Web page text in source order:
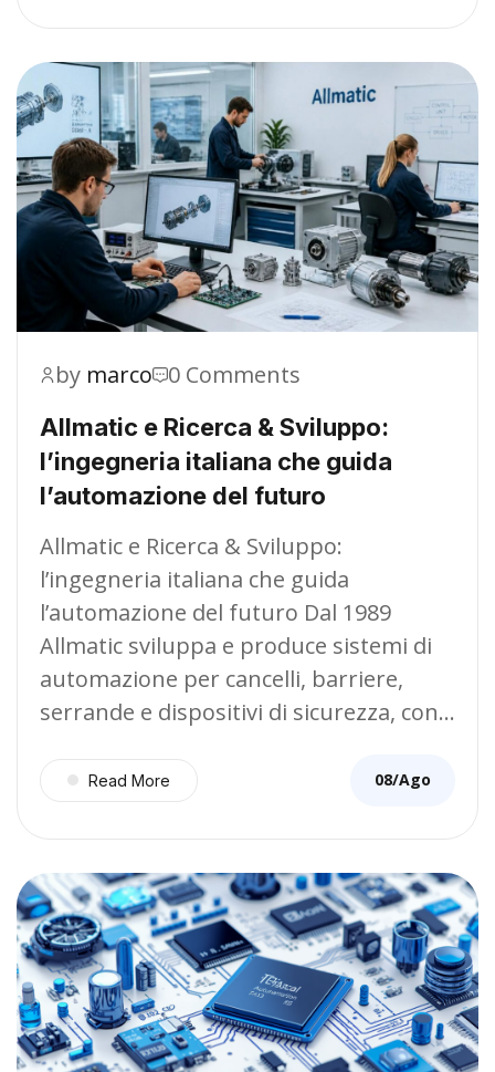
by marco 0 Comments
Allmatic e Ricerca & Sviluppo:
l’ingegneria italiana che guida
l’automazione del futuro
Allmatic e Ricerca & Sviluppo:
l’ingegneria italiana che guida
l’automazione del futuro Dal 1989
Allmatic sviluppa e produce sistemi di
automazione per cancelli, barriere,
serrande e dispositivi di sicurezza, con…
Read More 08/Ago